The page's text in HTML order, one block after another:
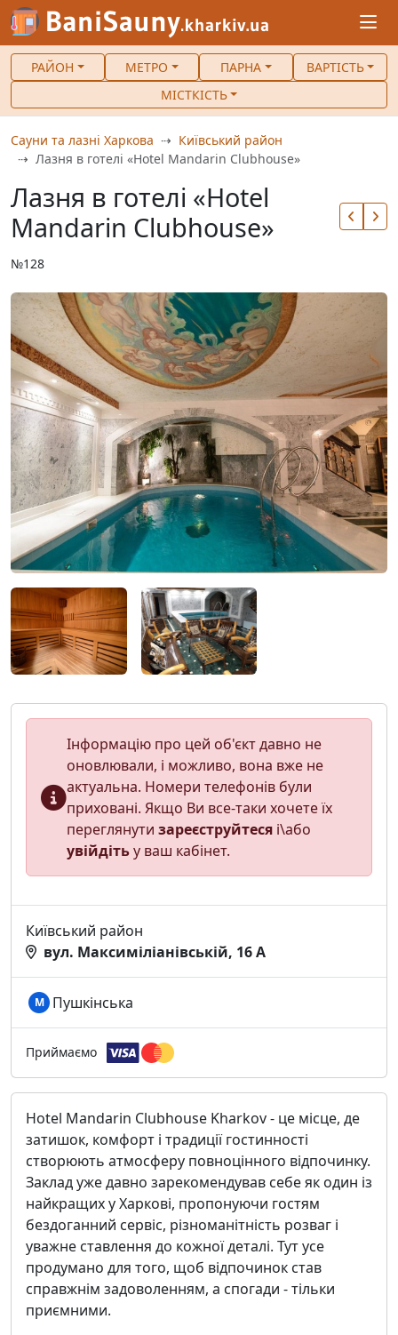
РАЙОН МЕТРО ПАРНА
ВАРТІСТЬ
МІСТКІСТЬ
Сауни та лазні Харкова
Київський район
Лазня в готелі «Hotel Mandarin Clubhouse»
Лазня в готелі «Hotel
Mandarin Clubhouse»
№128
Інформацію про цей об'єкт давно не
оновлювали, і можливо, вона вже не
актуальна. Номери телефонів були
приховані. Якщо Ви все-таки хочете їх
переглянути зареєструйтеся і\або
увійдітьу ваш кабінет.
Київський район
вул. Максиміліанівській, 16 А
М Пушкінська
Приймаємо
Hotel Mandarin Clubhouse Kharkov - це місце, де
затишок, комфорт і традиції гостинності
створюють атмосферу повноцінного відпочинку.
Заклад уже давно зарекомендував себе як один із
найкращих у Харкові, пропонуючи гостям
бездоганний сервіс, різноманітність розваг і
уважне ставлення до кожної деталі. Тут усе
продумано для того, щоб відпочинок став
справжнім задоволенням, а спогади - тільки
приємними.